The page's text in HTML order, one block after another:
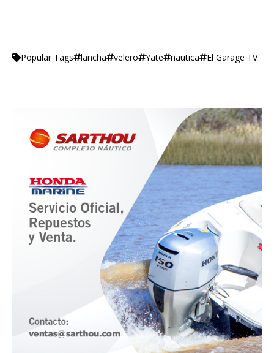
Popular Tags lancha velero Yate nautica El Garage TV